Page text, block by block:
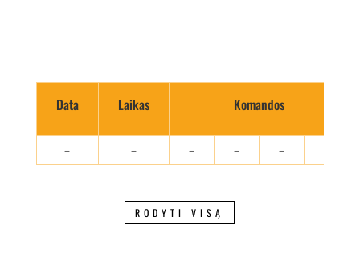
Data Laikas Komandos
– – – – –
RODYTI VISĄ